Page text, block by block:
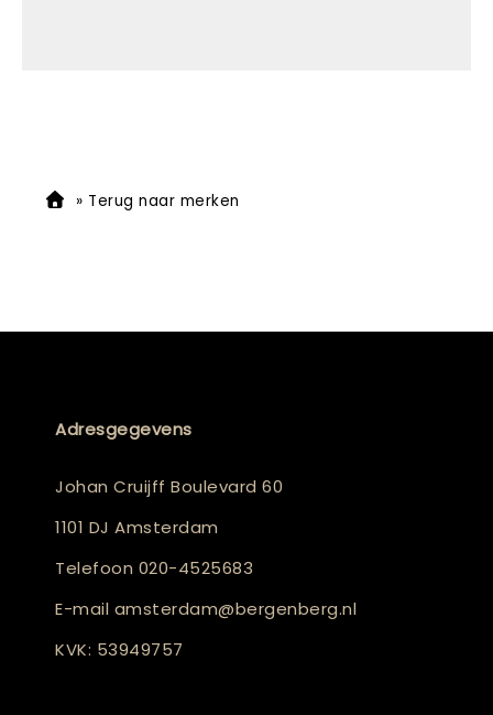
» Terug naar merken
Adresgegevens
Johan Cruijff Boulevard 60
1101 DJ Amsterdam
Telefoon 020-4525683
E-mail amsterdam@bergenberg.nl
KVK: 53949757